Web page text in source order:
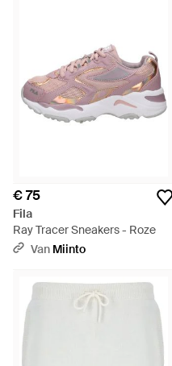
€ 75
Fila
Ray Tracer Sneakers - Roze
Van Miinto